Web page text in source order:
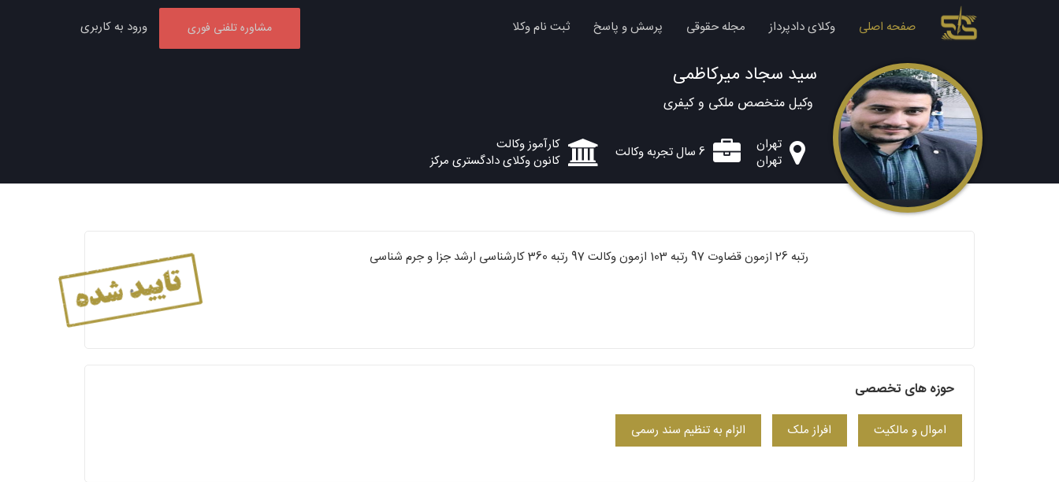
صفحه اصلی وکلای دادپرداز مجله حقوقی پرسش و پاسخ ثبت نام وکلا مشاوره تلفنی فوری ورود به کاربری
سید سجاد میرکاظمی
وکیل متخصص ملکی و کیفری
تهران
تهران
6 سال تجربه وکالت
کارآموز وکالت
کانون وکلای دادگستری مرکز
رتبه 26 ازمون قضاوت 97 رتبه 103 ازمون وکالت 97 رتبه 360 کارشناسی ارشد جزا و جرم شناسی
حوزه های تخصصی
اموال و مالکیت افراز ملک الزام به تنظیم سند رسمی